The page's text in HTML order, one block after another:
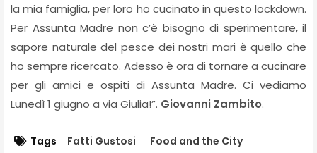
la mia famiglia, per loro ho cucinato in questo lockdown.
Per Assunta Madre non c’è bisogno di sperimentare, il
sapore naturale del pesce dei nostri mari è quello che
ho sempre ricercato. Adesso è ora di tornare a cucinare
per gli amici e ospiti di Assunta Madre. Ci vediamo
Lunedì 1 giugno a via Giulia!”. Giovanni Zambito.
Tags Fatti Gustosi
Food and the City